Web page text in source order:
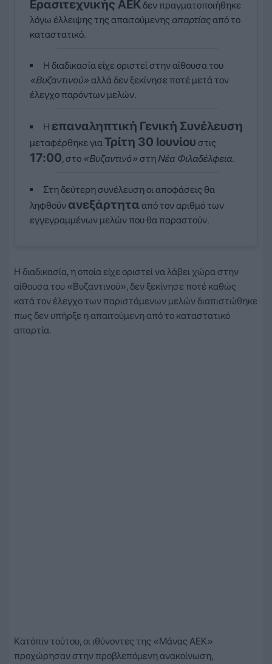
Ερασιτεχνικής ΑΕΚδεν πραγματοποιήθηκε
λόγω έλλειψης της απαιτούμενης απαρτίαςαπό το
καταστατικό.
Η διαδικασία είχε οριστεί στην αίθουσα του
«Βυζαντινού» αλλά δεν ξεκίνησε ποτέ μετά τον
έλεγχο παρόντων μελών.
Η επαναληπτική Γενική Συνέλευση
μεταφέρθηκε γιαΤρίτη 30 Ιουνίου στις
17:00, στο «Βυζαντινό» στη Νέα Φιλαδέλφεια.
Στη δεύτερη συνέλευση οι αποφάσεις θα
ληφθούνανεξάρτητα από τον αριθμό των
εγγεγραμμένων μελών που θα παραστούν.
Η διαδικασία, η οποία είχε οριστεί να λάβει χώρα στην
αίθουσα του «Βυζαντινού», δεν ξεκίνησε ποτέ καθώς
κατά τον έλεγχο των παριστάμενων μελών διαπιστώθηκε
πως δεν υπήρξε η απαιτούμενη από το καταστατικό
απαρτία.
Κατόπιν τούτου, οι ιθύνοντες της «Μάνας ΑΕΚ»
προχώρησαν στην προβλεπόμενη ανακοίνωση,